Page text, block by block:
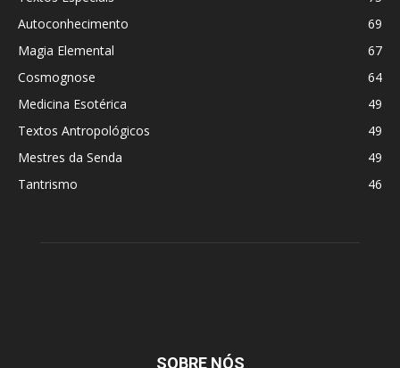
Autoconhecimento
69
Magia Elemental
67
Cosmognose
64
Medicina Esotérica
49
Textos Antropológicos
49
Mestres da Senda
49
Tantrismo
46
SOBRE NÓS